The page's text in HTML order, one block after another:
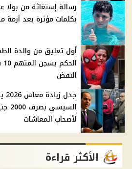
رسالة إستغاثة من بولا
بكلمات مؤثرة بعد أزمة
أول تعليق من والدة
النقض
لأصحاب المعاشات
الأكثر قراءة